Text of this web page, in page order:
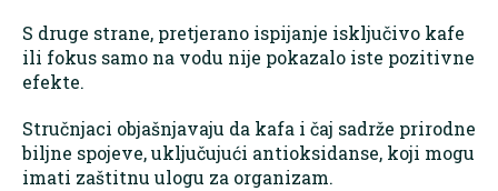
S druge strane, pretjerano ispijanje isključivo kafe
ili fokus samo na vodu nije pokazalo iste pozitivne
efekte.
Stručnjaci objašnjavaju da kafa i čaj sadrže prirodne
biljne spojeve, uključujući antioksidanse, koji mogu
imati zaštitnu ulogu za organizam.